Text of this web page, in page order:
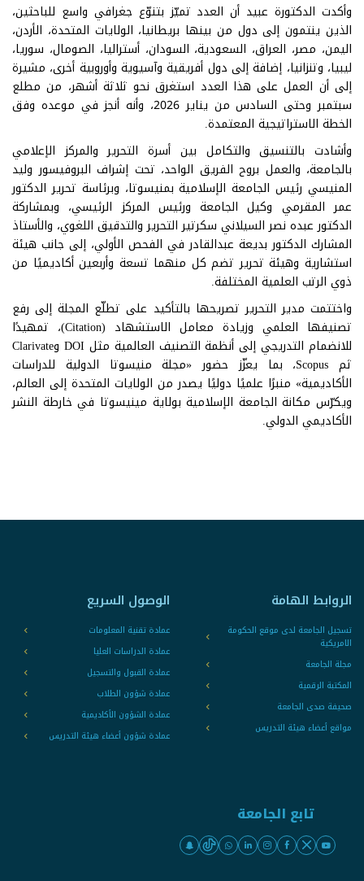
وأكدت الدكتورة عبيد أن العدد تميّز بتنوّع جغرافي واسع للباحثين،
الذين ينتمون إلى دول من بينها بريطانيا، الولايات المتحدة، الأردن،
اليمن، مصر، العراق، السعودية، السودان، أستراليا، الصومال، سوريا،
ليبيا، وتنزانيا، إضافة إلى دول أفريقية وآسيوية وأوروبية أخرى، مشيرة
إلى أن العمل على هذا العدد استغرق نحو ثلاثة أشهر، من مطلع
سبتمبر وحتى السادس من يناير 2026، وأنه أنجز في موعده وفق
الخطة الاستراتيجية المعتمدة.
وأشادت بالتنسيق والتكامل بين أسرة التحرير والمركز الإعلامي
بالجامعة، والعمل بروح الفريق الواحد، تحت إشراف البروفيسور وليد
المنيسي رئيس الجامعة الإسلامية بمنيسوتا، وبرئاسة تحرير الدكتور
عمر المقرمي وكيل الجامعة ورئيس المركز الرئيسي، وبمشاركة
الدكتور عبده نصر السيلاني سكرتير التحرير والتدقيق اللغوي، والأستاذ
المشارك الدكتور بديعة عبدالقادر في الفحص الأولي، إلى جانب هيئة
استشارية وهيئة تحرير تضم كل منهما تسعة وأربعين أكاديميًا من
ذوي الرتب العلمية المختلفة.
واختتمت مدير التحرير تصريحها بالتأكيد على تطلّع المجلة إلى رفع
تصنيفها العلمي وزيادة معامل الاستشهاد (Citation)، تمهيدًا
للانضمام التدريجي إلى أنظمة التصنيف العالمية مثل DOI وClarivate
ثم Scopus، بما يعزّز حضور «مجلة منيسوتا الدولية للدراسات
الأكاديمية» منبرًا علميًا دوليًا يصدر من الولايات المتحدة إلى العالم،
ويكرّس مكانة الجامعة الإسلامية بولاية مينيسوتا في خارطة النشر
الأكاديمي الدولي.
الروابط الهامة
تسجيل الجامعة لدى موقع الحكومة
الامريكية
مجلة الجامعة
المكتبة الرقمية
صحيفة صدى الجامعة
مواقع أعضاء هيئة التدريس
الوصول السريع
عمادة تقنية المعلومات
عمادة الدراسات العليا
عمادة القبول والتسجيل
عمادة شؤون الطلاب
عمادة الشؤون الأكاديمية
عمادة شؤون أعضاء هيئة التدريس
تابع الجامعة